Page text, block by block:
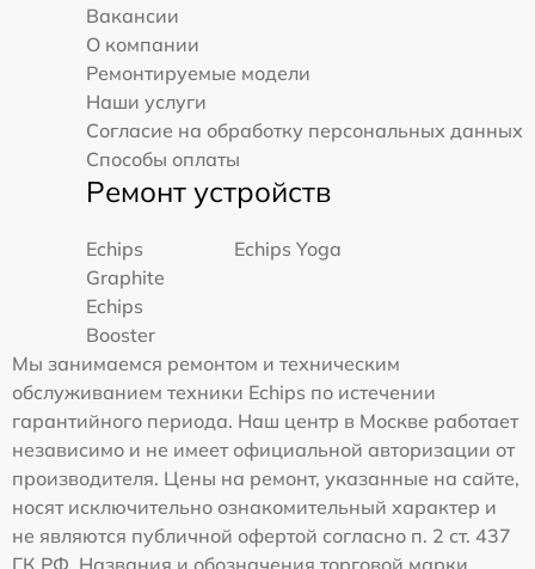
Вакансии
О компании
Ремонтируемые модели
Наши услуги
Согласие на обработку персональных данных
Способы оплаты
Ремонт устройств
Echips
Graphite
Echips Yoga
Echips
Booster
Мы занимаемся ремонтом и техническим
обслуживанием техники Echips по истечении
гарантийного периода. Наш центр в Москве работает
независимо и не имеет официальной авторизации от
производителя. Цены на ремонт, указанные на сайте,
носят исключительно ознакомительный характер и
не являются публичной офертой согласно п. 2 ст. 437
ГК РФ. Названия и обозначения торговой марки